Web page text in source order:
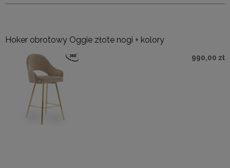
Hoker obrotowy Oggie złote nogi + kolory
990,00 zł